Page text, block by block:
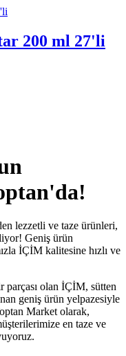
200 ml 27'li
lezzetli ve taze ürünleri,
Geniş ürün
İÇİM kalitesine hızlı ve
parçası olan İÇİM, sütten
geniş ürün yelpazesiyle
Market olarak,
en taze ve